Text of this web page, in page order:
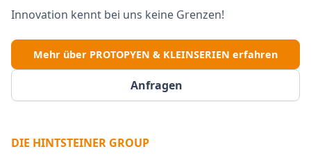
Innovation kennt bei uns keine Grenzen!
Anfragen
Mehr über PROTOPYEN & KLEINSERIEN erfahren
DIE HINTSTEINER GROUP